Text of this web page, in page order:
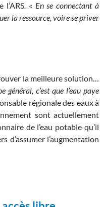
« En se connectant à
la ressource, voire se priver
la meilleure solution…
général, c’est que l’eau paye
régionale des eaux à
sont actuellement
de l’eau potable qu’il
d’assumer l’augmentation